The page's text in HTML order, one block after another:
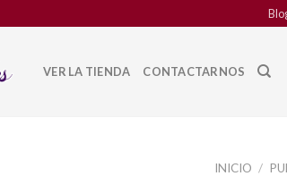
VER LA TIENDA CONTACTARNOS
INICIO /